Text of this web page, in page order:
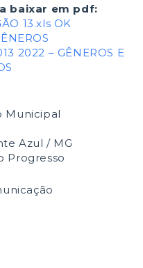
baixar em pdf:
13.xls OK
2022 – GÊNEROS E
Municipal
Azul / MG
Progresso